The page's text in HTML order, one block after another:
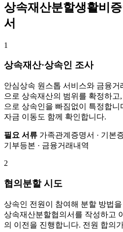
상속재산분할생활비
서
1
상속재산·상속인 조사
안심상속 원스톱 서비스와 금융
으로 상속재산의 범위를 확정하고
으로 상속인을 빠짐없이 특정합니
자금 이동도 함께 확인합니다.
필요 서류 가족관계증명서 · 기본
기부등본 · 금융거래내역
2
협의분할 시도
상속인 전원이 참여해 분할 방법
상속재산분할협의서를 작성하고
의 이전을 진행합니다. 전원 합의